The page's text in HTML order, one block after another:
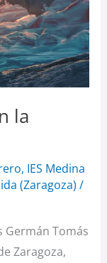
la
, IES Medina
(Zaragoza) /
Germán Tomás
Zaragoza,